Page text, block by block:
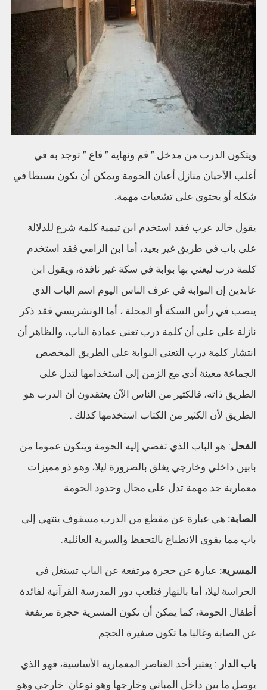
ويتكون الدرب من مدخل ” فم ونهاية ” فاع ” توجد به في
أغلب الأحيان منازل أعيان الحومة ويمكن أن يكون بسيطا في
شكله أو يحتوي على تشعبات مهمة.
يقول خالد عرب فقد استخدم ابن تيمية كلمة شرع للدلالة
على باب في طريق غير بعيد، أما ابن الرامي فقد استخدم
كلمة درب ليعني بها بوابة في سكة غير نافذة، ويقول ابن
عابدين إن البوابة في عرف الناس اليوم اسم الباب الذي
ينصب في رأس السكة أو المحلة ، أما الونشريسي فقد ذكر
نازلة على على أن كلمة درب تعنى عمادة الباب، والظاهر أن
انتشار كلمة درب التعنى البوابة على الطريق المخصص
الجماعة معينة أدى مع الزمن إلى استخدامها لتدل على
الطريق ذاته، فالكثير من الناس الآن يعتقدون أن الدرب هو
الطريق لأن الكثير من الكتاب استخدمها كذلك .
الفحل: هو الباب الذي تفضي إليه الحومة ويتكون عموما من
بابين داخلي وخارجي يغلق بالضرورة ليلا، وهو ذو مميزات
معمارية جد مهمة تدل على مجال وحدود الحومة .
الصابة: هي عبارة عن مقطع من الدرب مسقوف ينتهي إلى
باب مما يقوى الانطباع بالتحفظ والسرية العائلية.
المسرية: عبارة عن حجرة مرتفعة عن الباب تستغل في
الحراسة ليلا، أما بالنهار فتلعب دور المدرسة القرآنية لفائدة
أطفال الحومة، كما يمكن أن تكون المسرية حجرة مرتفعة
عن الصابة وغالبا ما تكون صغيرة الحجم.
باب الدار : يعتبر أحد العناصر المعمارية الأساسية، فهو الذي
يوصل ما بين داخل المباني وخارجها وهو نوعان: خارجي وهو